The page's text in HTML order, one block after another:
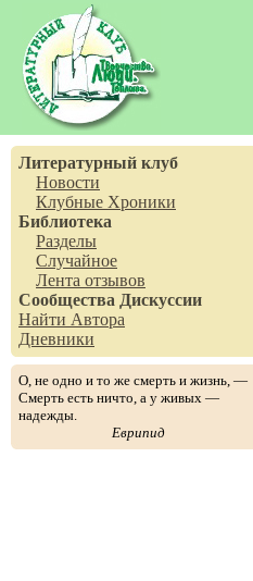
Литературный клуб
Новости
Клубные Хроники
Библиотека
Разделы
Случайное
Лента отзывов
Сообщества Дискуссии
Найти Автора
Дневники
О, не одно и то же смерть и жизнь, —
Смерть есть ничто, а у живых —
надежды.
Еврипид